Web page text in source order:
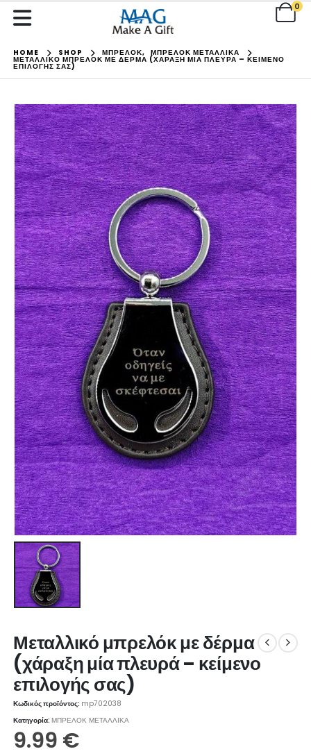
0
HOME SHOP ΜΠΡΕΛΟΚ, ΜΠΡΕΛΟΚ ΜΕΤΑΛΛΙΚΑ
ΜΕΤΑΛΛΙΚΌ ΜΠΡΕΛΌΚ ΜΕ ΔΈΡΜΑ (ΧΆΡΑΞΗ ΜΊΑ ΠΛΕΥΡΆ – ΚΕΊΜΕΝΟ
ΕΠΙΛΟΓΉΣ ΣΑΣ)
Μεταλλικό μπρελόκ με δέρμα
(χάραξη μία πλευρά – κείμενο
επιλογής σας)
Κωδικός προϊόντος: mp702038
Κατηγορία:ΜΠΡΕΛΟΚ ΜΕΤΑΛΛΙΚΑ
9.99 €